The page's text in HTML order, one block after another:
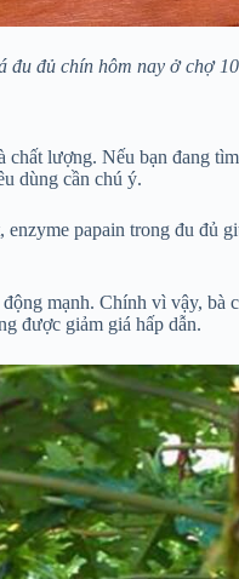
đu đủ chín hôm nay ở chợ
lượng. Nếu bạn đang
dùng cần chú ý.
papain trong đu đủ
mạnh. Chính vì vậy,
được giảm giá hấp dẫn.